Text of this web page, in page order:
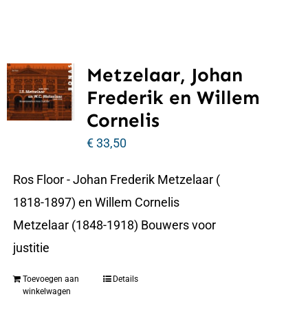
Metzelaar, Johan
Frederik en Willem
Cornelis
€33,50
Ros Floor - Johan Frederik Metzelaar (
1818-1897) en Willem Cornelis
Metzelaar (1848-1918) Bouwers voor
justitie
Toevoegen aan
winkelwagen
Details